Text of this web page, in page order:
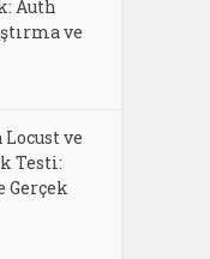
Auth
ve
ve
Testi:
Gerçek